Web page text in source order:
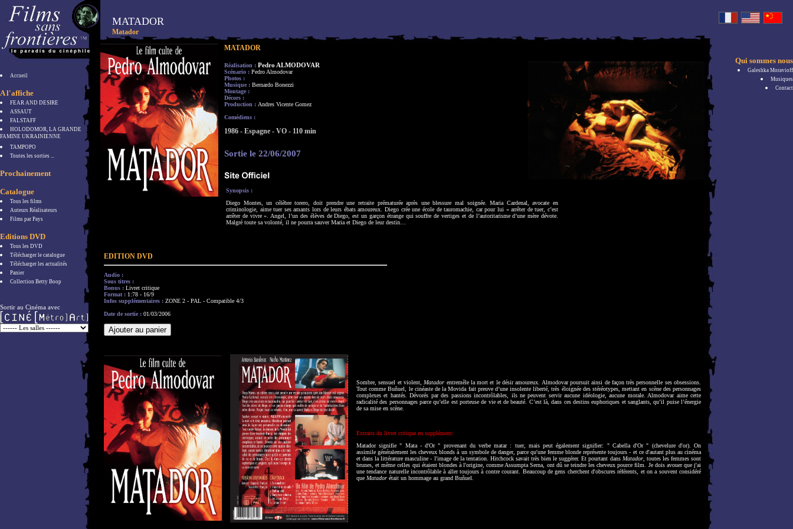
Accueil
A l'affiche
FEAR AND DESIRE
ASSAUT
FALSTAFF
HOLODOMOR, LA GRANDE
FAMINE UKRAINIENNE
TAMPOPO
Toutes les sorties ...
Prochainement
Catalogue
Tous les films
Auteurs Réalisateurs
Films par Pays
Editions DVD
Tous les DVD
Télécharger le catalogue
Télécharger les actualités
Panier
Collection Betty Boop
Sortir au Cinéma avec
MATADOR
Matador
MATADOR
Réalisation : Pedro ALMODOVAR
Scénario : Pedro Almodovar
Photos :
Musique : Bernardo Bonezzi
Montage :
Décors :
Production : Andres Vicente Gomez
Comédiens :
1986 - Espagne - VO - 110 min
Sortie le 22/06/2007
Synopsis :
Diego Montes, un célèbre torero, doit prendre une retraite prématurée après une blessure mal soignée.
Maria Cardenal, avocate en
criminologie, aime tuer ses amants lors de leurs ébats amoureux. Diego crée une école de tauromachie, car pour lui « arrêter de tuer, c’est
arrêter de vivre ». Angel, l’un des élèves de Diego, est un garçon étrange qui souffre de vertiges et de l’autoritarisme d’une mère dévote.
Malgré toute sa volonté, il ne pourra sauver Maria et Diego de leur destin…
EDITION DVD
Audio :
Sous titres :
Bonus : Livret critique
Format : 1:78 - 16/9
Infos supplémentaires : ZONE 2 - PAL - Compatible 4/3
Date de sortie : 01/03/2006
Sombre, sensuel et violent, Matador entremêle la mort et le désir amoureux. Almodovar poursuit ainsi de façon très personnelle ses obsessions.
Tout comme Buñuel, le cinéaste de la Movida fait preuve d’une insolente liberté, très éloignée des stéréotypes, mettant en scène des personnages
complexes et hantés. Dévorés par des passions incontrôlables, ils ne peuvent servir aucune idéologie, aucune morale. Almodovar aime cette
radicalité des personnages parce qu’elle est porteuse de vie et de beauté. C’est là, dans ces destins euphoriques et sanglants, qu’il puise l’énergie
de sa mise en scène.
Extraits du livret critique en supplément:
Matador signifie " Mata - d'Or " provenant du verbe matar : tuer, mais peut également signifier: " Cabella d'Or " (chevelure d'or). On
assimile généralement les cheveux blonds à un symbole de danger, parce qu'une femme blonde représente toujours - et ce d'autant plus au cinéma
et dans la littérature masculine - l'image de la tentation. Hitchcock savait très bien le suggérer. Et pourtant dans Matador, toutes les femmes sont
brunes, et même celles qui étaient blondes à l'origine, comme Assumpta Serna, ont dû se teindre les cheveux pource film. Je dois avouer que j'ai
une tendance naturelle incontrôlable à aller toujours à contre courant. Beaucoup de gens cherchent d'obscures référents, et on a souvent considéré
que Matador était un hommage au grand Buñuel.
Qui sommes nous
Galeshka Moravioff
Musiques
Contact